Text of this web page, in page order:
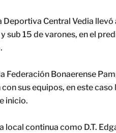
Deportiva Central Vedia
sub 15 de varones, en el
Federación Bonaerense
sus equipos, en este caso
inicio.
continua como D.T.